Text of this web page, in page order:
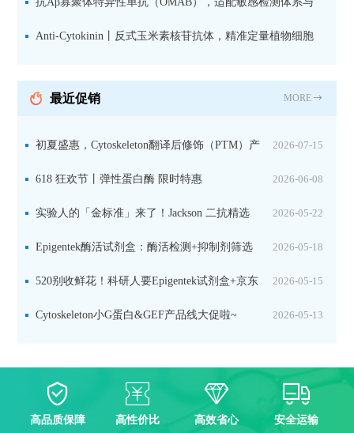
活细胞实验
Anti-Cytokinin丨反式玉米素核苷抗体，精准定量植物细胞
最近促销 MORE
2026-07-15
初夏盛惠，Cytoskeleton翻译后修饰（PTM）产
品线放价啦！ 2026-06-08
618 狂欢节丨弹性蛋白酶 限时特惠
2026-05-22
实验人的「金标准」来了！Jackson 二抗精选
限时一口价，手慢无！ 2026-05-18
Epigentek酶活试剂盒：酶活检测+抑制剂筛选
双赋能，下单即赠京东卡 2026-05-15
520别收鲜花！科研人要Epigentek试剂盒+京东
卡！ 2026-05-13
Cytoskeleton小G蛋白&GEF产品线大促啦~
高品质保障 高性价比 高效省心 安全运输